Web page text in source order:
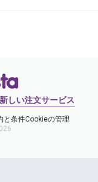
新しい注文サービス
と条件Cookieの管理